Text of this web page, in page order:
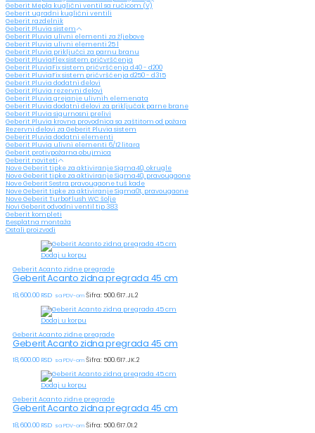
Geberit Mepla kuglični ventil sa ručicom (V)
Geberit ugradni kuglični ventili
Geberit razdelnik
Geberit Pluvia sistem
Geberit Pluvia ulivni elementi za žljebove
Geberit Pluvia ulivni elementi 25 l
Geberit Pluvia priključci za parnu branu
Geberit PluviaFlex sistem pričvršćenja
Geberit PluviaFix sistem pričvršćenja d40 - d200
Geberit PluviaFix sistem pričvršćenja d250 - d315
Geberit Pluvia dodatni delovi
Geberit Pluvia rezervni delovi
Geberit Pluvia grejanje ulivnih elemenata
Geberit Pluvia dodatni delovi za priključak parne brane
Geberit Pluvia sigurnosni prelivi
Geberit Pluvia krovna provodnica sa zaštitom od požara
Rezervni delovi za Geberit Pluvia sistem
Geberit Pluvia dodatni elementi
Geberit Pluvia ulivni elementi 6/12 litara
Geberit protivpožarna obujmica
Geberit noviteti
Nove Geberit tipke za aktiviranje Sigma40, okrugle
Nove Geberit tipke za aktiviranje Sigma40, pravougaone
Nove Geberit Sestra pravougaone tuš kade
Nove Geberit tipke za aktiviranje Sigma01, pravougaone
Nove Geberit TurboFlush WC šolje
Novi Geberit odvodni ventil tip 383
Geberit kompleti
Besplatna montaža
Ostali proizvodi
Dodaj u korpu
Geberit Acanto zidne pregrade
Geberit Acanto zidna pregrada 45 cm
18,600.00 RSD sa PDV-omŠifra: 500.617.JL.2
Dodaj u korpu
Geberit Acanto zidne pregrade
Geberit Acanto zidna pregrada 45 cm
18,600.00 RSD sa PDV-omŠifra: 500.617.JK.2
Dodaj u korpu
Geberit Acanto zidne pregrade
Geberit Acanto zidna pregrada 45 cm
18,600.00 RSD sa PDV-omŠifra: 500.617.01.2